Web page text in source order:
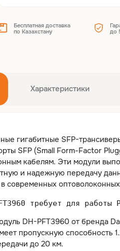
Бесплатная доставка
по Казахстану
до
Характеристики
гигабитные SFP-
SFP (Small Form-Factor
кабелям. Эти модули
и надежную передачу
современных оптоволоконных
требует для работы
DH-PFT3960 от бренда
пропускную способность
до 20 км.